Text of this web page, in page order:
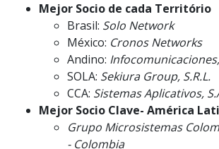
Mejor Socio de cada Território
Brasil: Solo Network
México: Cronos Networks
Andino: Infocomunicaciones,
SOLA: Sekiura Group, S.R.L.
CCA: Sistemas Aplicativos,
Mejor Socio Clave- América
Grupo Microsistemas
- Colombia